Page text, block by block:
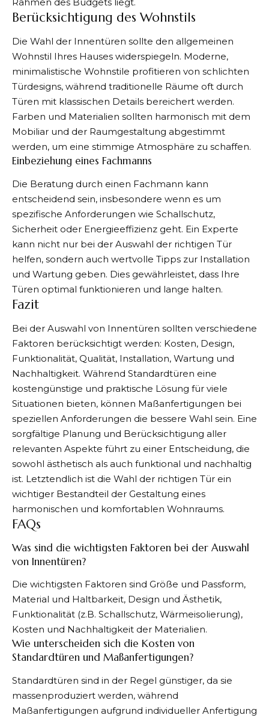
Berücksichtigung des Wohnstils
Die Wahl der Innentüren sollte den allgemeinen
Wohnstil Ihres Hauses widerspiegeln. Moderne,
minimalistische Wohnstile profitieren von schlichten
Türdesigns, während traditionelle Räume oft durch
Türen mit klassischen Details bereichert werden.
Farben und Materialien sollten harmonisch mit dem
Mobiliar und der Raumgestaltung abgestimmt
werden, um eine stimmige Atmosphäre zu schaffen.
Einbeziehung eines Fachmanns
Die Beratung durch einen Fachmann kann
entscheidend sein, insbesondere wenn es um
spezifische Anforderungen wie Schallschutz,
Sicherheit oder Energieeffizienz geht. Ein Experte
kann nicht nur bei der Auswahl der richtigen Tür
helfen, sondern auch wertvolle Tipps zur Installation
und Wartung geben. Dies gewährleistet, dass Ihre
Türen optimal funktionieren und lange halten.
Fazit
Bei der Auswahl von Innentüren sollten verschiedene
Faktoren berücksichtigt werden: Kosten, Design,
Funktionalität, Qualität, Installation, Wartung und
Nachhaltigkeit. Während Standardtüren eine
kostengünstige und praktische Lösung für viele
Situationen bieten, können Maßanfertigungen bei
speziellen Anforderungen die bessere Wahl sein. Eine
sorgfältige Planung und Berücksichtigung aller
relevanten Aspekte führt zu einer Entscheidung, die
sowohl ästhetisch als auch funktional und nachhaltig
ist. Letztendlich ist die Wahl der richtigen Tür ein
wichtiger Bestandteil der Gestaltung eines
harmonischen und komfortablen Wohnraums.
FAQs
Was sind die wichtigsten Faktoren bei der Auswahl
von Innentüren?
Die wichtigsten Faktoren sind Größe und Passform,
Material und Haltbarkeit, Design und Ästhetik,
Funktionalität (z.B. Schallschutz, Wärmeisolierung),
Kosten und Nachhaltigkeit der Materialien.
Wie unterscheiden sich die Kosten von
Standardtüren und Maßanfertigungen?
Standardtüren sind in der Regel günstiger, da sie
massenproduziert werden, während
Maßanfertigungen aufgrund individueller Anfertigung